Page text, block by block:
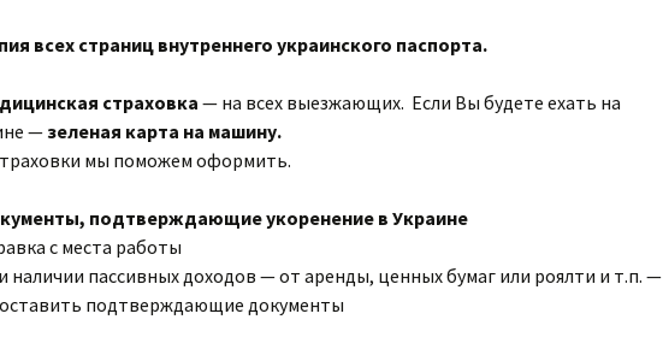
всех страниц внутреннего украинского паспорта.
страховка — на всех выезжающих. Если Вы будете ехать на
— зеленая карта на машину.
мы поможем оформить.
подтверждающие укоренение в Украине
с места работы
наличии пассивных доходов — от аренды, ценных бумаг или роялти и т.п. —
подтверждающие документы